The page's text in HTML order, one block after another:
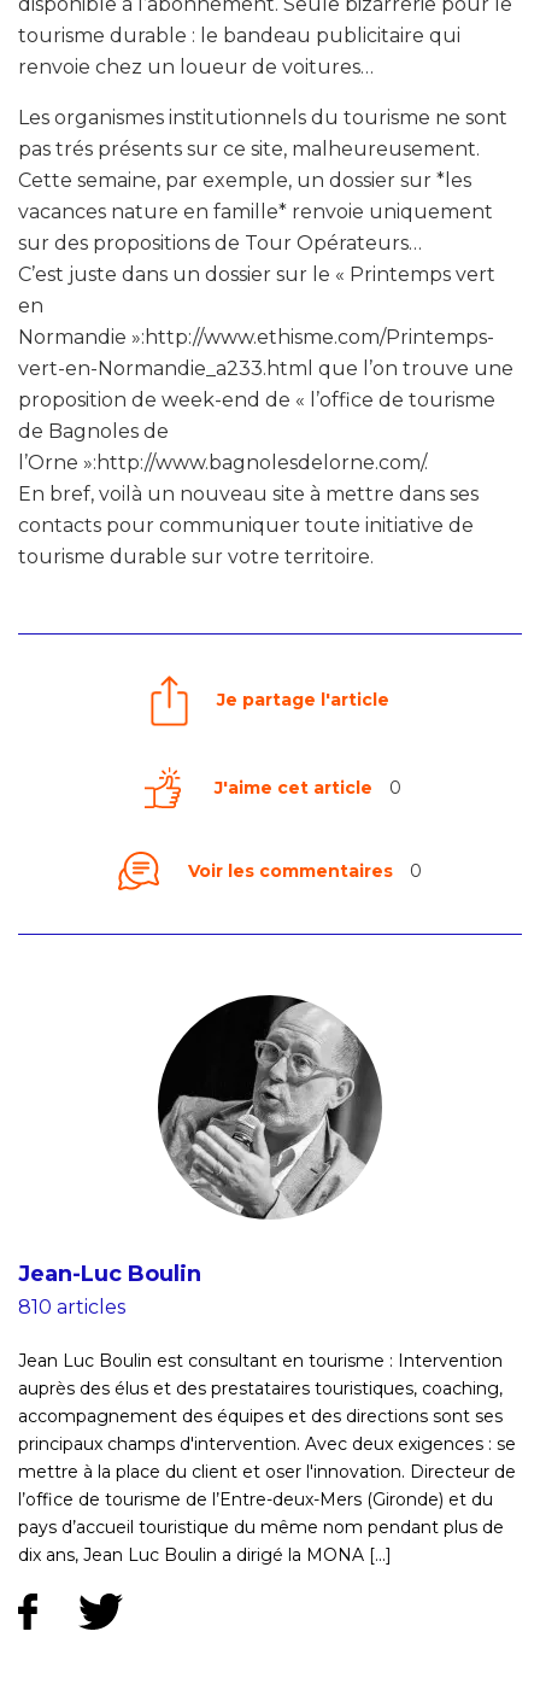
tourisme durable : le bandeau publicitaire qui
renvoie chez un loueur de voitures…
Les organismes institutionnels du tourisme ne sont
pas trés présents sur ce site, malheureusement.
Cette semaine, par exemple, un dossier sur *les
vacances nature en famille* renvoie uniquement
sur des propositions de Tour Opérateurs…
C’est juste dans un dossier sur le « Printemps vert
en
Normandie »:http://www.ethisme.com/Printemps-
vert-en-Normandie_a233.html que l’on trouve une
proposition de week-end de « l’office de tourisme
de Bagnoles de
l’Orne »:http://www.bagnolesdelorne.com/.
En bref, voilà un nouveau site à mettre dans ses
contacts pour communiquer toute initiative de
tourisme durable sur votre territoire.
Je partage l'article
J'aime cet article 0
Voir les commentaires 0
Jean-Luc Boulin
810 articles
Jean Luc Boulin est consultant en tourisme : Intervention
auprès des élus et des prestataires touristiques, coaching,
accompagnement des équipes et des directions sont ses
principaux champs d'intervention. Avec deux exigences : se
mettre à la place du client et oser l'innovation. Directeur de
l’office de tourisme de l’Entre-deux-Mers (Gironde) et du
pays d’accueil touristique du même nom pendant plus de
dix ans, Jean Luc Boulin a dirigé la MONA [...]